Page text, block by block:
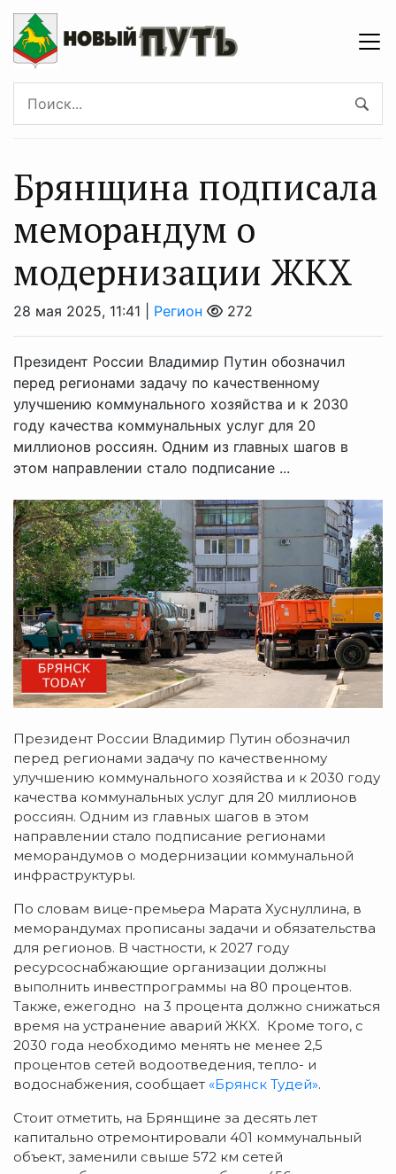
Брянщина подписала
меморандум о
модернизации ЖКХ
28 мая 2025, 11:41 | Регион 272
Президент России Владимир Путин обозначил
перед регионами задачу по качественному
улучшению коммунального хозяйства и к 2030
году качества коммунальных услуг для 20
миллионов россиян. Одним из главных шагов в
этом направлении стало подписание ...
Президент России Владимир Путин обозначил
перед регионами задачу по качественному
улучшению коммунального хозяйства и к 2030 году
качества коммунальных услуг для 20 миллионов
россиян. Одним из главных шагов в этом
направлении стало подписание регионами
меморандумов о модернизации коммунальной
инфраструктуры.
По словам вице-премьера Марата Хуснуллина, в
меморандумах прописаны задачи и обязательства
для регионов. В частности, к 2027 году
ресурсоснабжающие организации должны
выполнить инвестпрограммы на 80 процентов.
Также, ежегодно на 3 процента должно снижаться
время на устранение аварий ЖКХ. Кроме того, с
2030 года необходимо менять не менее 2,5
процентов сетей водоотведения, тепло- и
водоснабжения, сообщает «Брянск Тудей».
Стоит отметить, на Брянщине за десять лет
капитально отремонтировали 401 коммунальный
объект, заменили свыше 572 км сетей